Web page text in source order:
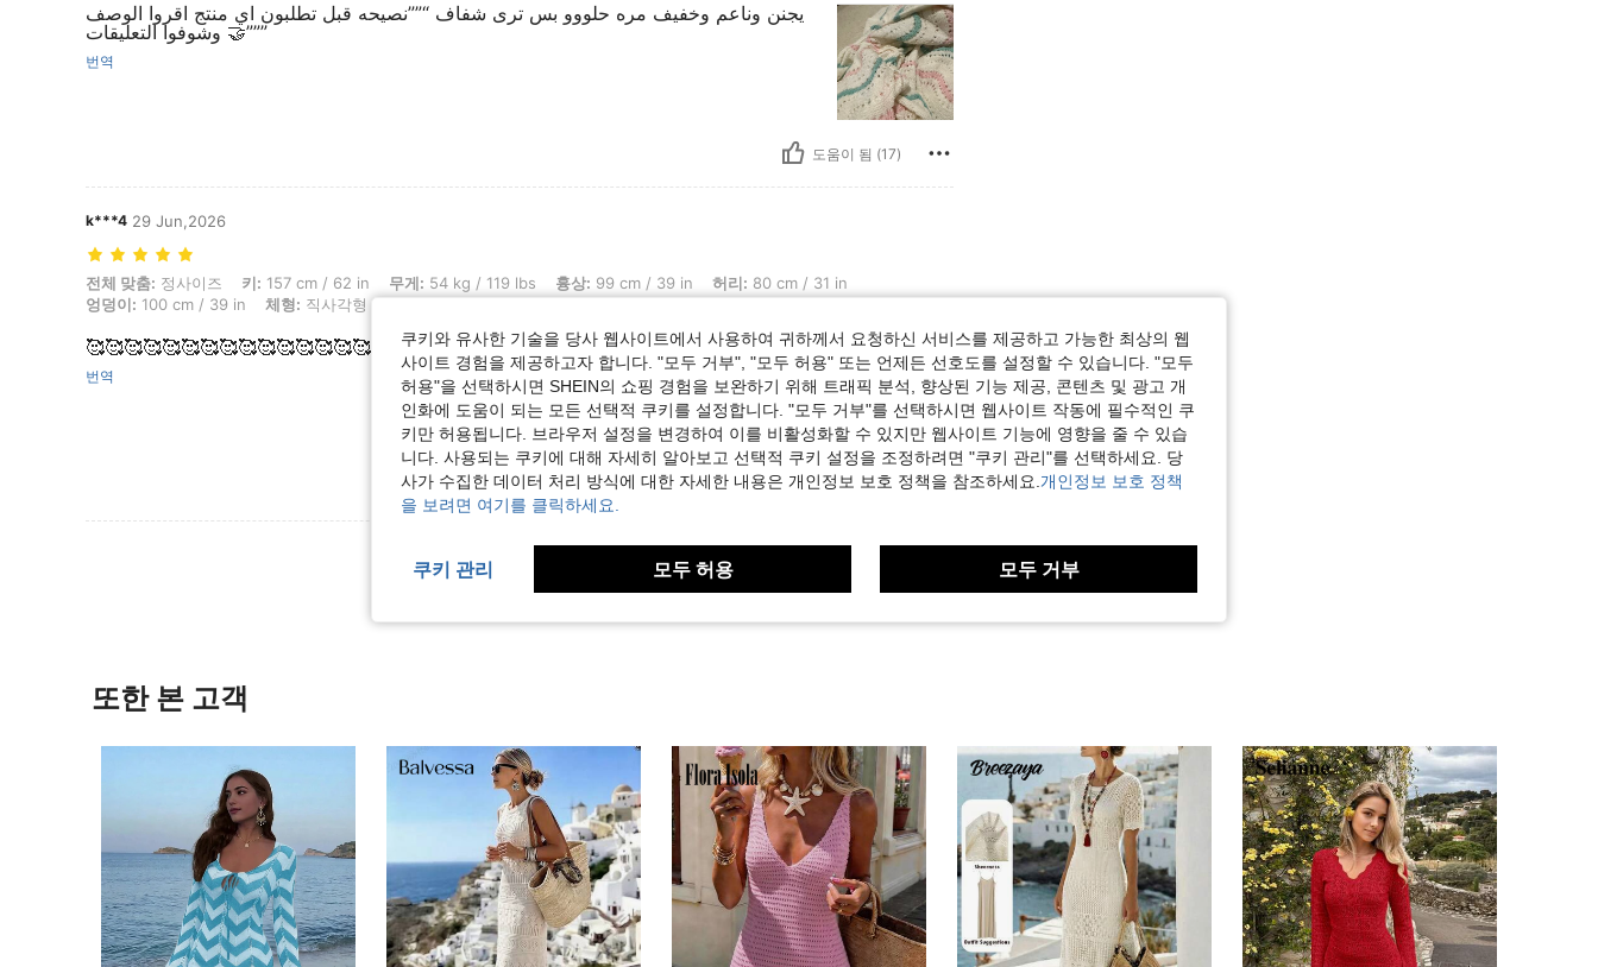
يجنن وناعم وخفيف مره حلووو بس ترى شفاف “””نصيحه قبل تطلبون اي منتج اقروا الوصف
وشوفوا التعليقات 🤝”””
번역
도움이 됨 (17)
k***4 29 Jun,2026
전체 맞춤: 정사이즈, 키: 157 cm / 62 in, 무게: 54 kg / 119 lbs, 흉상: 99 cm / 39 in, 허리: 80 cm / 31 in, 엉덩이: 100 cm / 39 in, 체형: 직사각형, 색: 멀티컬러, 사이즈: L
전체 맞춤: 정사이즈 키: 157 cm / 62 in 무게: 54 kg / 119 lbs 흉상: 99 cm / 39 in 허리: 80 cm / 31 in
엉덩이: 100 cm / 39 in 체형: 직사각형
🥰🥰🥰🥰🥰🥰🥰🥰🥰🥰🥰🥰🥰🥰🥰🥰
번역
도움이 됨 (9)
리뷰 더 보기
또한 본 고객
쿠키와 유사한 기술을 당사 웹사이트에서 사용하여 귀하께서 요청하신 서비스를 제공하고 가능한 최상의 웹
사이트 경험을 제공하고자 합니다. "모두 거부", "모두 허용" 또는 언제든 선호도를 설정할 수 있습니다. "모두
허용"을 선택하시면 SHEIN의 쇼핑 경험을 보완하기 위해 트래픽 분석, 향상된 기능 제공, 콘텐츠 및 광고 개
인화에 도움이 되는 모든 선택적 쿠키를 설정합니다. "모두 거부"를 선택하시면 웹사이트 작동에 필수적인 쿠
키만 허용됩니다. 브라우저 설정을 변경하여 이를 비활성화할 수 있지만 웹사이트 기능에 영향을 줄 수 있습
니다. 사용되는 쿠키에 대해 자세히 알아보고 선택적 쿠키 설정을 조정하려면 "쿠키 관리"를 선택하세요. 당
사가 수집한 데이터 처리 방식에 대한 자세한 내용은 개인정보 보호 정책을 참조하세요. 개인정보 보호 정책
을 보려면 여기를 클릭하세요.
쿠키 관리 모두 허용 모두 거부